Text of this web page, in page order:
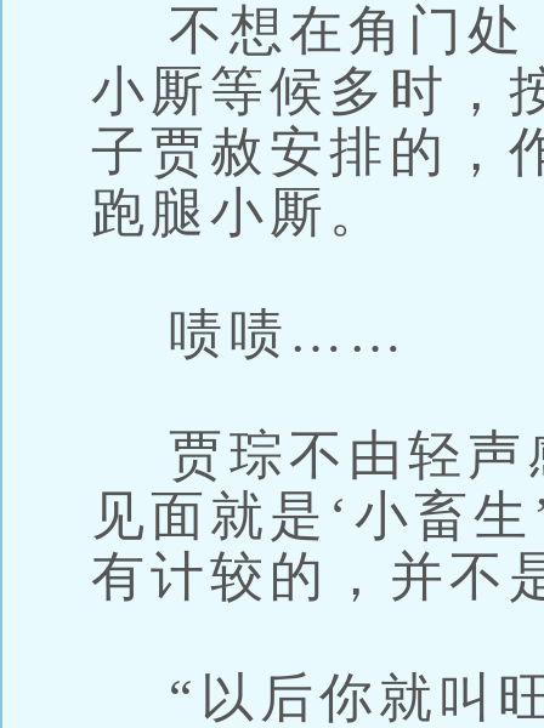
不想在角门处
小厮等候多时，
子贾赦安排的，
跑腿小厮。
啧啧……
贾琮不由轻声
见面就是‘小畜
有计较的，并不
“以后你就叫